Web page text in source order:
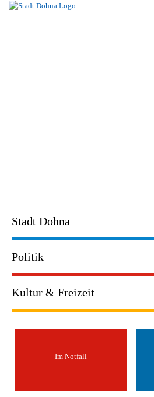
Stadt Dohna
Politik
Kultur & Freizeit
Im Notfall